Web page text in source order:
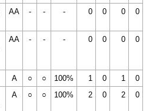
AA - - - 0 0 0 0
AA - - - 0 0 0 0
A ○ ○ 100% 1 0 1 0
A ○ ○ 100% 2 0 2 0